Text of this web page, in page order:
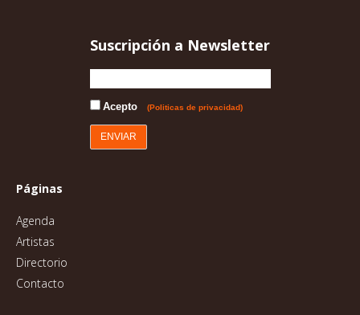
Suscripción a Newsletter
Acepto (Politicas de privacidad)
Páginas
Agenda
Artistas
Directorio
Contacto